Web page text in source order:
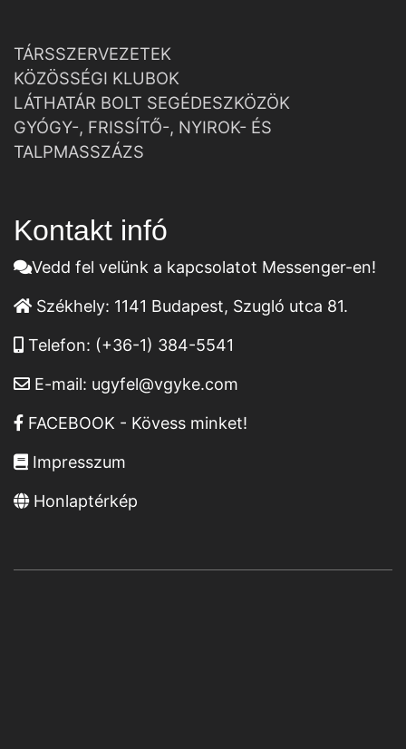
TÁRSSZERVEZETEK
KÖZÖSSÉGI KLUBOK
LÁTHATÁR BOLT SEGÉDESZKÖZÖK
GYÓGY-, FRISSÍTŐ-, NYIROK- ÉS
TALPMASSZÁZS
Kontakt infó
Vedd fel velünk a kapcsolatot Messenger-en!
Székhely: 1141 Budapest, Szugló utca 81.
Telefon: (+36-1) 384-5541
E-mail: ugyfel@vgyke.com
FACEBOOK - Kövess minket!
Impresszum
Honlaptérkép